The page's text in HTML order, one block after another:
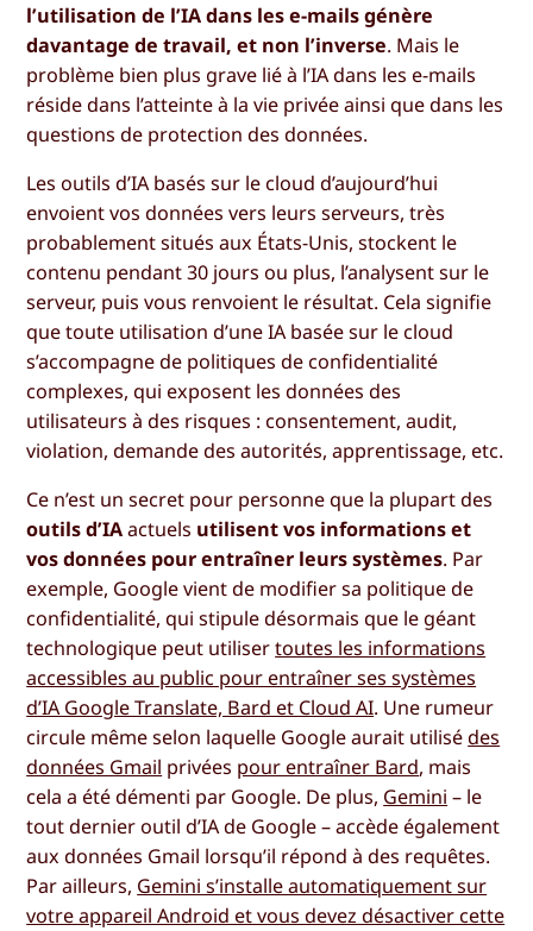
l’utilisation de l’IA dans les e-mails génère
davantage de travail, et non l’inverse. Mais le
problème bien plus grave lié à l’IA dans les e-mails
réside dans l’atteinte à la vie privée ainsi que dans les
questions de protection des données.
Les outils d’IA basés sur le cloud d’aujourd’hui
envoient vos données vers leurs serveurs, très
probablement situés aux États-Unis, stockent le
contenu pendant 30 jours ou plus, l’analysent sur le
serveur, puis vous renvoient le résultat. Cela signifie
que toute utilisation d’une IA basée sur le cloud
s’accompagne de politiques de confidentialité
complexes, qui exposent les données des
utilisateurs à des risques : consentement, audit,
violation, demande des autorités, apprentissage, etc.
Ce n’est un secret pour personne que la plupart des
outils d’IAactuels utilisent vos informations et
vos données pour entraîner leurs systèmes. Par
exemple, Google vient de modifier sa politique de
confidentialité, qui stipule désormais que le géant
technologique peut utilisertoutes les informations
accessibles au public pour entraîner ses systèmes
d’IA Google Translate, Bard et Cloud AI. Une rumeur
circule même selon laquelle Google aurait utilisédes
données Gmail privées pour entraîner Bard, mais
cela a été démenti par Google. De plus, Gemini – le
tout dernier outil d’IA de Google – accède également
aux données Gmail lorsqu’il répond à des requêtes.
Par ailleurs, Gemini s’installe automatiquement sur
votre appareil Android et vous devez désactiver cette